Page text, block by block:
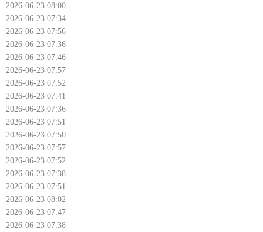
2026-06-23 08:00
2026-06-23 07:34
2026-06-23 07:56
2026-06-23 07:36
2026-06-23 07:46
2026-06-23 07:57
2026-06-23 07:52
2026-06-23 07:41
2026-06-23 07:36
2026-06-23 07:51
2026-06-23 07:50
2026-06-23 07:57
2026-06-23 07:52
2026-06-23 07:38
2026-06-23 07:51
2026-06-23 08:02
2026-06-23 07:47
2026-06-23 07:38